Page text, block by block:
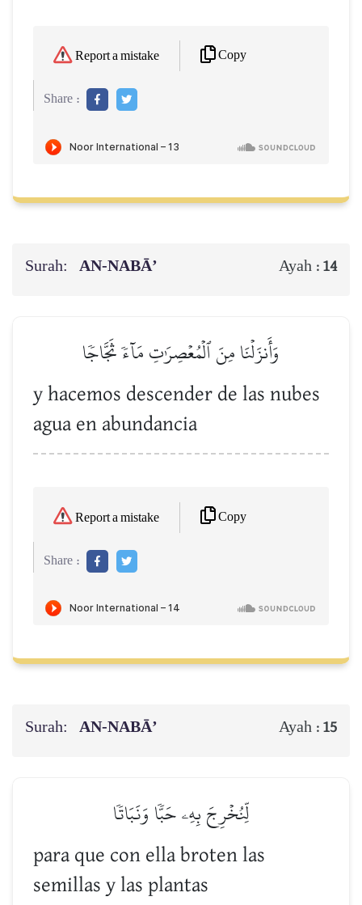
Report a mistake Copy
Share :
Surah: AN-NABĀ’ Ayah : 14
وَأَنزَلۡنَا مِنَ ٱلۡمُعۡصِرَٰتِ مَآءٗ ثَجَّاجٗا
y hacemos descender de las nubes
agua en abundancia
Report a mistake Copy
Share :
Surah: AN-NABĀ’ Ayah : 15
لِّنُخۡرِجَ بِهِۦ حَبّٗا وَنَبَاتٗا
para que con ella broten las
semillas y las plantas